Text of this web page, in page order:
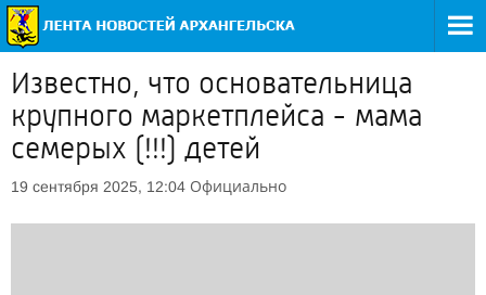
Известно, что основательница
крупного маркетплейса - мама
семерых (!!!) детей
19 сентября 2025, 12:04 Официально